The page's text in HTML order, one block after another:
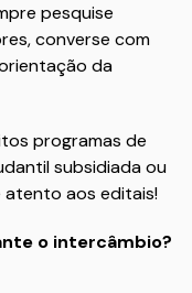
pesquise
converse com
da
programas de
subsidiada ou
aos editais!
o intercâmbio?